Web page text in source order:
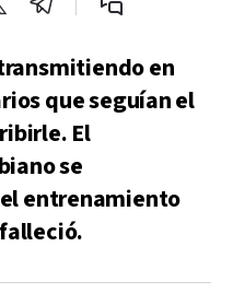
en
que seguían el
El
se
entrenamiento